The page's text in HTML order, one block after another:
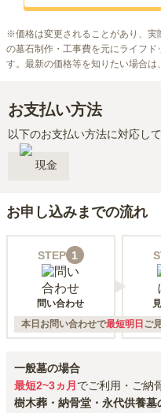
※価格は変更されることがあり、
の墓石制作・工事費を元にライフ
す。最新の価格等を知りたい場合は
お支払い方法
以下のお支払い方法に対応して
現金
お申し込みまでの流れ
STEP 1
問い合わせ
本日お問い合わせで最短明日 ご
一般墓の場合
最短2~3ヵ月 でご利用・ご納
樹木葬・納骨堂・永代供養墓